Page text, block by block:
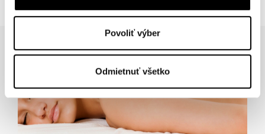
Povoliť výber
Odmietnuť všetko
Obrázok